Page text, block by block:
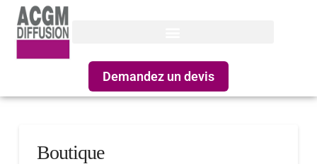
Demandez un devis
Boutique